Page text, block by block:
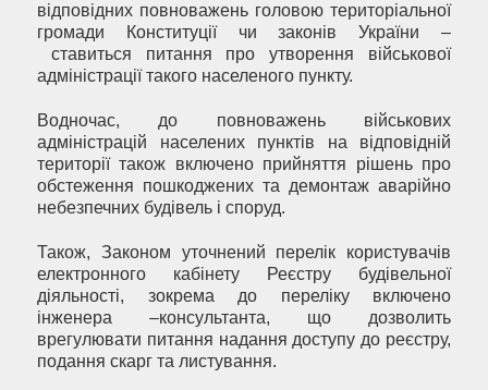
відповідних повноважень головою територіальної
громади Конституції чи законів України –
ставиться питання про утворення військової
адміністрації такого населеного пункту.
Водночас, до повноважень військових
адміністрацій населених пунктів на відповідній
території також включено прийняття рішень про
обстеження пошкоджених та демонтаж аварійно
небезпечних будівель і споруд.
Також, Законом уточнений перелік користувачів
електронного кабінету Реєстру будівельної
діяльності, зокрема до переліку включено
інженера –консультанта, що дозволить
врегулювати питання надання доступу до реєстру,
подання скарг та листування.